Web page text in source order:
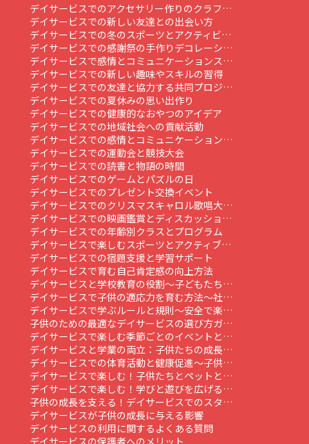
デイサービスでのアクセサリー作りのクラフ…
デイサービスでの新しい友達との出会い方
デイサービスでの冬のスポーツとアクティビ…
デイサービスでの感謝祭の手作りデコレーシ…
デイサービスで感情とコミュニケーションス…
デイサービスでの新しい趣味やスキルの習得
デイサービスでの友達と協力する共同プロジ…
デイサービスでの夏休みの思い出作り
デイサービスでの健康的なおやつのアイデア
デイサービスでの地域社会への貢献活動
デイサービスでの感情とコミュニケーション…
デイサービスでの運動会と競技大会
デイサービスでの読書と物語の時間
デイサービスでのゲームとパズルの日
デイサービスでのプレゼント交換イベント
デイサービスでのクリスマスキャロル歌唱大…
デイサービスでの映画鑑賞とディスカッショ…
デイサービスでの年齢別クラスとプログラム
デイサービスで楽しむスポーツとアクティブ…
デイサービスでの宿題支援と学習サポート
デイサービスで育む自己肯定感の向上方法
デイサービスと学校教育の役割～子どもたち…
デイサービスで子供の適応力を育む方法～社…
デイサービスで学ぶルールと規則～安全で楽…
子供のための最適なデイサービスの選び方ガ…
デイサービスで楽しむ季節ごとのイベントと…
デイサービスと学業の両立：子供たちの成長…
デイサービスでの体育活動と健康促進～子供…
デイサービスで楽しむ！子供たちとペットと…
デイサービスで楽しむ！学びと遊びを広げる…
子供の成長を支える！デイサービスでのスタ…
デイサービスが子供の成長に与える影響
デイサービスの利用に関するよくある質問
デイサービスの保護者へのメリット